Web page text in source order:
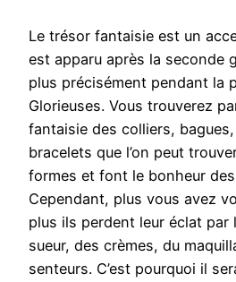
Le trésor fantaisie est un
est apparu après la seconde
plus précisément pendant la
Glorieuses. Vous trouverez
fantaisie des colliers,
bracelets que l’on peut
formes et font le bonheur
Cependant, plus vous avez
plus ils perdent leur éclat par
sueur, des crèmes, du
senteurs. C’est pourquoi il